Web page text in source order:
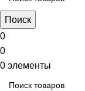
Поиск
0
0
0 элементы